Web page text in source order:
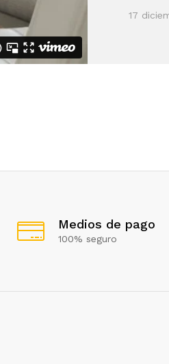
17
Medios de pago
100% seguro